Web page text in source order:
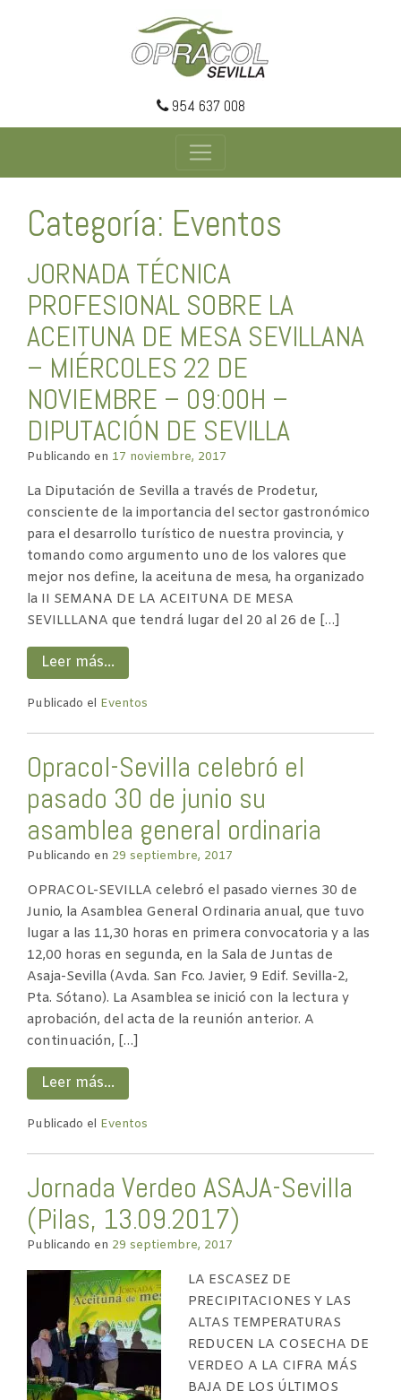
954 637 008
Categoría: Eventos
JORNADA TÉCNICA
PROFESIONAL SOBRE LA
ACEITUNA DE MESA SEVILLANA
– MIÉRCOLES 22 DE
NOVIEMBRE – 09:00H –
DIPUTACIÓN DE SEVILLA
Publicando en 17 noviembre, 2017
La Diputación de Sevilla a través de Prodetur,
consciente de la importancia del sector gastronómico
para el desarrollo turístico de nuestra provincia, y
tomando como argumento uno de los valores que
mejor nos define, la aceituna de mesa, ha organizado
la II SEMANA DE LA ACEITUNA DE MESA
SEVILLLANA que tendrá lugar del 20 al 26 de […]
Leer más…
Publicado el Eventos
Opracol-Sevilla celebró el
pasado 30 de junio su
asamblea general ordinaria
Publicando en 29 septiembre, 2017
OPRACOL-SEVILLA celebró el pasado viernes 30 de
Junio, la Asamblea General Ordinaria anual, que tuvo
lugar a las 11,30 horas en primera convocatoria y a las
12,00 horas en segunda, en la Sala de Juntas de
Asaja-Sevilla (Avda. San Fco. Javier, 9 Edif. Sevilla-2,
Pta. Sótano). La Asamblea se inició con la lectura y
aprobación, del acta de la reunión anterior. A
continuación, […]
Leer más…
Publicado el Eventos
Jornada Verdeo ASAJA-Sevilla
(Pilas, 13.09.2017)
Publicando en 29 septiembre, 2017
LA ESCASEZ DE
PRECIPITACIONES Y LAS
ALTAS TEMPERATURAS
REDUCEN LA COSECHA DE
VERDEO A LA CIFRA MÁS
BAJA DE LOS ÚLTIMOS